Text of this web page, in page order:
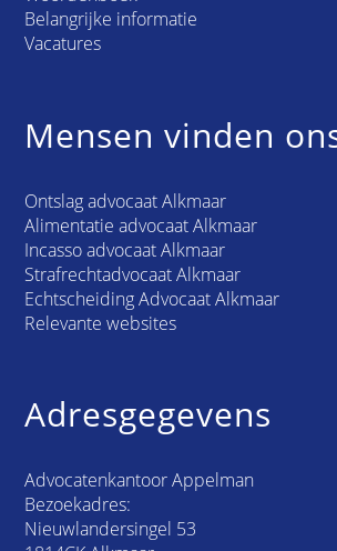
Belangrijke informatie
Vacatures
Mensen vinden
Ontslag advocaat Alkmaar
Alimentatie advocaat Alkmaar
Incasso advocaat Alkmaar
Strafrechtadvocaat Alkmaar
Echtscheiding Advocaat Alkmaar
Relevante websites
Adresgegevens
Advocatenkantoor Appelman
Bezoekadres:
Nieuwlandersingel 53